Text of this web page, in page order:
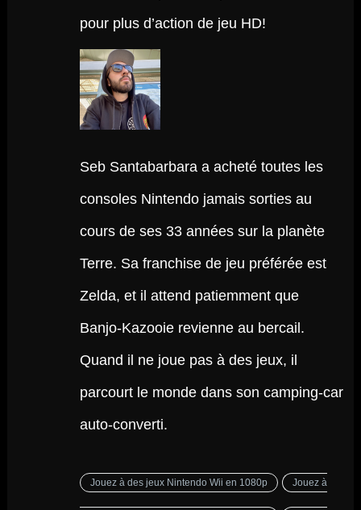
pour plus d’action de jeu HD!
Seb Santabarbara a acheté toutes les
consoles Nintendo jamais sorties au
cours de ses 33 années sur la planète
Terre. Sa franchise de jeu préférée est
Zelda, et il attend patiemment que
Banjo-Kazooie revienne au bercail.
Quand il ne joue pas à des jeux, il
parcourt le monde dans son camping-car
auto-converti.
Jouez à des jeux Nintendo Wii en 1080p Jouez à